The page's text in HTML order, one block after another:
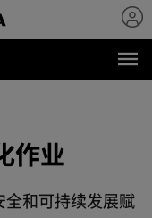
作业
全和可持续发展赋